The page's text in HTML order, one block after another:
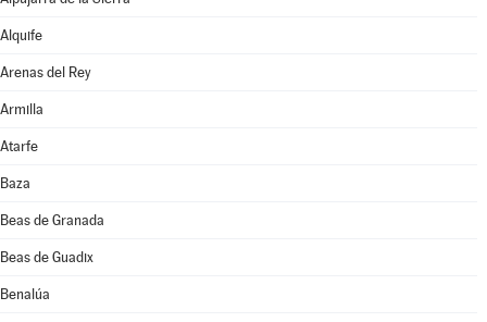
Alquife
Arenas del Rey
Armilla
Atarfe
Baza
Beas de Granada
Beas de Guadix
Benalúa